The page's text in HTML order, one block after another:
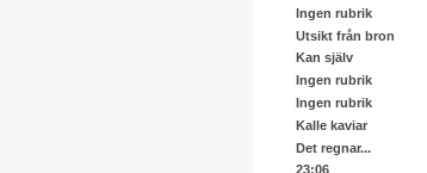
Ingen rubrik
Utsikt från bron
Kan själv
Ingen rubrik
Ingen rubrik
Kalle kaviar
Det regnar...
23:06